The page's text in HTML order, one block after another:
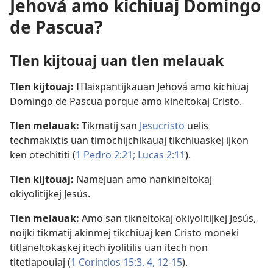
Jehová amo kichiuaj Domingo
de Pascua?
Tlen kijtouaj uan tlen melauak
Tlen kijtouaj: ITlaixpantijkauan Jehová amo kichiuaj
Domingo de Pascua porque amo kineltokaj Cristo.
Tlen melauak: Tikmatij san Jesucristo uelis
techmakixtis uan timochijchikauaj tikchiuaskej ijkon
ken otechititi (1 Pedro 2:21; Lucas 2:11).
Tlen kijtouaj: Namejuan amo nankineltokaj
okiyolitijkej Jesús.
Tlen melauak: Amo san tikneltokaj okiyolitijkej Jesús,
noijki tikmatij akinmej tikchiuaj ken Cristo moneki
titlaneltokaskej itech iyolitilis uan itech non
titetlapouiaj (1 Corintios 15:3, 4, 12-15).